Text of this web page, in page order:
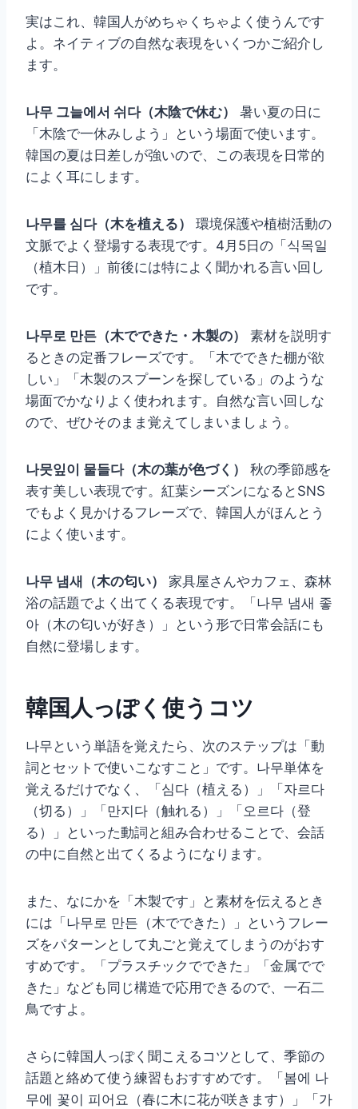
実はこれ、韓国人がめちゃくちゃよく使うんです
よ。ネイティブの自然な表現をいくつかご紹介し
ます。
나무 그늘에서 쉬다（木陰で休む）
暑い夏の日に
「木陰で一休みしよう」という場面で使います。
韓国の夏は日差しが強いので、この表現を日常的
によく耳にします。
나무를 심다（木を植える）
環境保護や植樹活動の
文脈でよく登場する表現です。4月5日の「식목일
（植木日）」前後には特によく聞かれる言い回し
です。
나무로 만든（木でできた・木製の）
素材を説明す
るときの定番フレーズです。「木でできた棚が欲
しい」「木製のスプーンを探している」のような
場面でかなりよく使われます。自然な言い回しな
ので、ぜひそのまま覚えてしまいましょう。
나뭇잎이 물들다（木の葉が色づく）
秋の季節感を
表す美しい表現です。紅葉シーズンになるとSNS
でもよく見かけるフレーズで、韓国人がほんとう
によく使います。
나무 냄새（木の匂い）
家具屋さんやカフェ、森林
浴の話題でよく出てくる表現です。「나무 냄새 좋
아（木の匂いが好き）」という形で日常会話にも
自然に登場します。
韓国人っぽく使うコツ
나무という単語を覚えたら、次のステップは「動
詞とセットで使いこなすこと」です。나무単体を
覚えるだけでなく、「심다（植える）」「자르다
（切る）」「만지다（触れる）」「오르다（登
る）」といった動詞と組み合わせることで、会話
の中に自然と出てくるようになります。
また、なにかを「木製です」と素材を伝えるとき
には「나무로 만든（木でできた）」というフレー
ズをパターンとして丸ごと覚えてしまうのがおす
すめです。「プラスチックでできた」「金属でで
きた」なども同じ構造で応用できるので、一石二
鳥ですよ。
さらに韓国人っぽく聞こえるコツとして、季節の
話題と絡めて使う練習もおすすめです。「봄에 나
무에 꽃이 피어요（春に木に花が咲きます）」「가